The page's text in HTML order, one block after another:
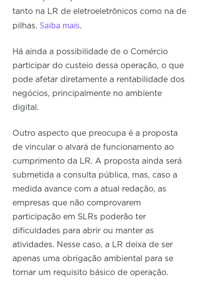
tanto na LR de eletroeletrônicos como na de
pilhas. Saiba mais.
Há ainda a possibilidade de o Comércio
participar do custeio dessa operação, o que
pode afetar diretamente a rentabilidade dos
negócios, principalmente no ambiente
digital.
Outro aspecto que preocupa é a proposta
de vincular o alvará de funcionamento ao
cumprimento da LR. A proposta ainda será
submetida a consulta pública, mas, caso a
medida avance com a atual redação, as
empresas que não comprovarem
participação em SLRs poderão ter
dificuldades para abrir ou manter as
atividades. Nesse caso, a LR deixa de ser
apenas uma obrigação ambiental para se
tornar um requisito básico de operação.